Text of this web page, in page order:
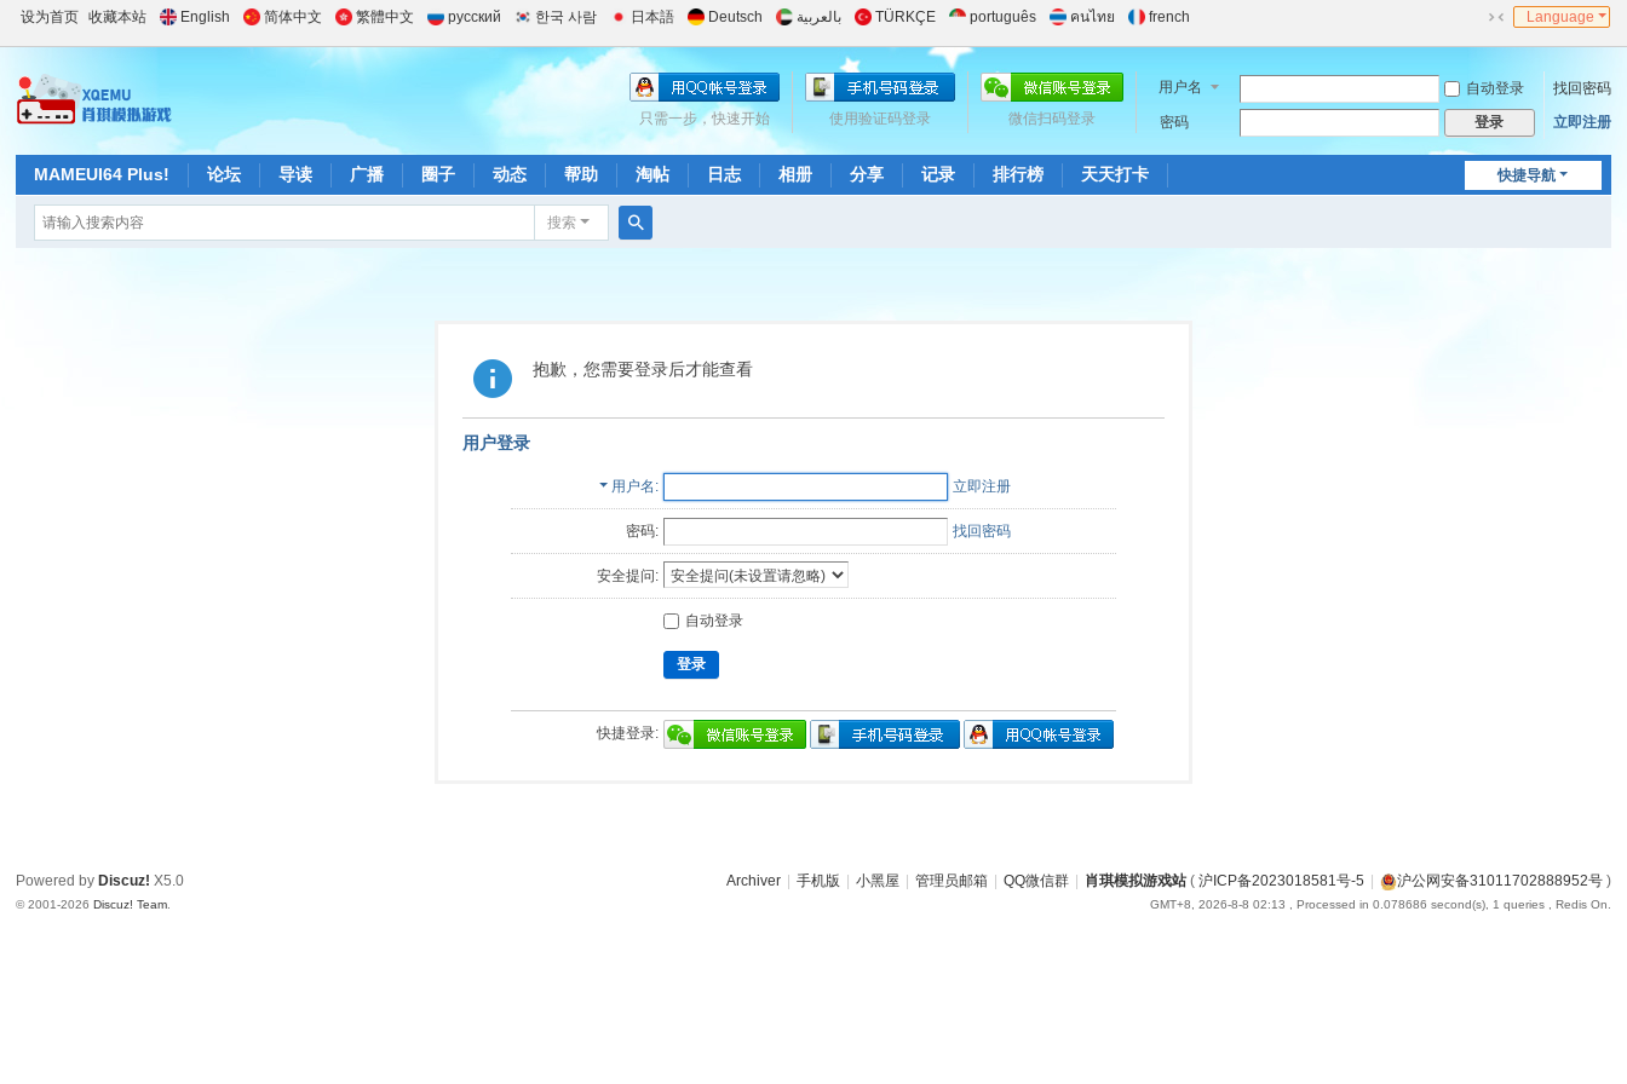
设为首页 收藏本站 English 简体中文 繁體中文 русский 한국 사람 日本語 Deutsch بالعربية TÜRKÇE português คนไทย french
到
窄
版
Language
用户名 自动登录
找回密码
密码
登录 立即注册
微信扫码登录
使用验证码登录
只需一步，快速开始
快捷导航
MAMEUI64 Plus! 论坛 导读 广播 圈子 动态 帮助 淘帖 日志 相册 分享 记录 排行榜 天天打卡
搜索
抱歉，您需要登录后才能查看
用户登录
用户名 立即注册
密码: 找回密码
安全提问:
自动登录
登录
快捷登录:
Archiver 手机版 小黑屋 管理员邮箱 QQ微信群 肖琪模拟游戏站( 沪ICP备2023018581号-5 沪公网安备31011702888952号)
GMT+8, 2026-8-8 02:13 , Processed in 0.078686 second(s), 1 queries , Redis On.
Powered by Discuz! X5.0
© 2001-2026Discuz! Team